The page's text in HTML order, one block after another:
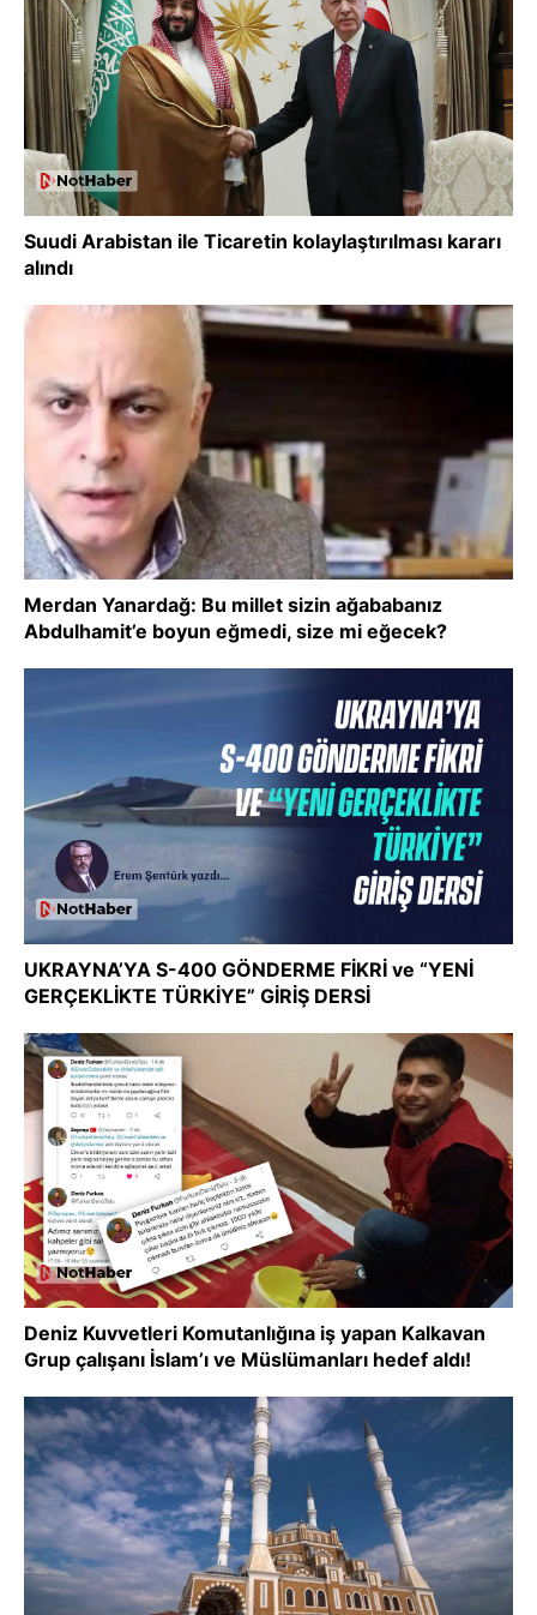
Suudi Arabistan ile Ticaretin kolaylaştırılması kararı
alındı
Merdan Yanardağ: Bu millet sizin ağababanız
Abdulhamit’e boyun eğmedi, size mi eğecek?
UKRAYNA’YA S-400 GÖNDERME FİKRİ ve “YENİ
GERÇEKLİKTE TÜRKİYE” GİRİŞ DERSİ
Deniz Kuvvetleri Komutanlığına iş yapan Kalkavan
Grup çalışanı İslam’ı ve Müslümanları hedef aldı!